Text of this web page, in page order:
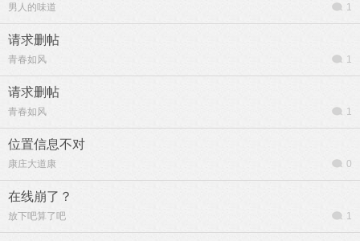
男人的味道 1
请求删帖
青春如风 1
请求删帖
青春如风 1
位置信息不对
康庄大道康 0
在线崩了？
放下吧算了吧 1